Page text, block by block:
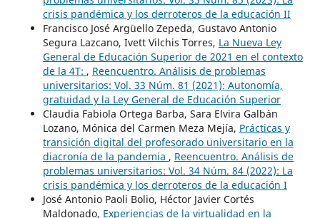
crisis pandémica y los derroteros de la educación II
Francisco José Argüello Zepeda, Gustavo Antonio
Segura Lazcano, Ivett Vilchis Torres, La Nueva Ley
General de Educación Superior de 2021 en el contexto
de la 4T: , Reencuentro. Análisis de problemas
universitarios: Vol. 33 Núm. 81 (2021): Autonomía,
gratuidad y la Ley General de Educación Superior
Claudia Fabiola Ortega Barba, Sara Elvira Galbán
Lozano, Mónica del Carmen Meza Mejía, Prácticas y
transición digital del profesorado universitario en la
diacronía de la pandemia , Reencuentro. Análisis de
problemas universitarios: Vol. 34 Núm. 84 (2022): La
crisis pandémica y los derroteros de la educación I
José Antonio Paoli Bolio, Héctor Javier Cortés
Maldonado, Experiencias de la virtualidad en la